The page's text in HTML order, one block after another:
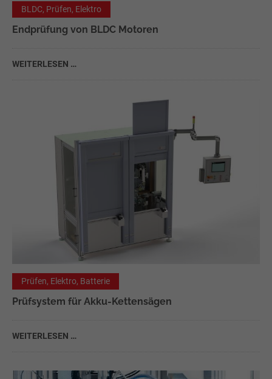
BLDC, Prüfen, Elektro
Endprüfung von BLDC Motoren
WEITERLESEN …
Prüfen, Elektro, Batterie
Prüfsystem für Akku-Kettensägen
WEITERLESEN …